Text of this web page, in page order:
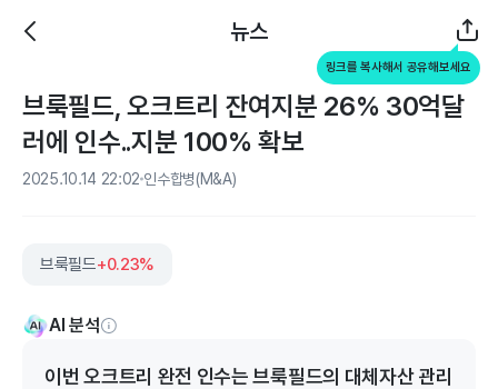
뉴스
링크를 복사해서 공유해보세요
브룩필드, 오크트리 잔여지분 26% 30억달
러에 인수..지분 100% 확보
2025.10.14 22:02 인수합병(M&A)
브룩필드+0.23%
AI 분석
이번 오크트리 완전 인수는 브룩필드의 대체자산 관리